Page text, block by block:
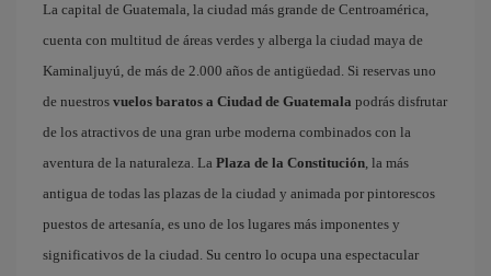
La capital de Guatemala, la ciudad más grande de Centroamérica,
cuenta con multitud de áreas verdes y alberga la ciudad maya de
Kaminaljuyú, de más de 2.000 años de antigüedad. Si reservas uno
de nuestros vuelos baratos a Ciudad de Guatemala podrás disfrutar
de los atractivos de una gran urbe moderna combinados con la
aventura de la naturaleza. La Plaza de la Constitución, la más
antigua de todas las plazas de la ciudad y animada por pintorescos
puestos de artesanía, es uno de los lugares más imponentes y
significativos de la ciudad. Su centro lo ocupa una espectacular